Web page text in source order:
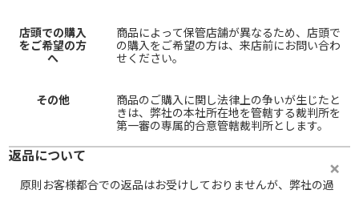
店頭での購入
をご希望の方
へ
商品によって保管店舗が異なるため、店頭で
の購入をご希望の方は、来店前にお問い合わ
せください。
その他
商品のご購入に関し法律上の争いが生じたと
きは、弊社の本社所在地を管轄する裁判所を
第一審の専属的合意管轄裁判所とします。
返品について
原則お客様都合での返品はお受けしておりませんが、弊社の過